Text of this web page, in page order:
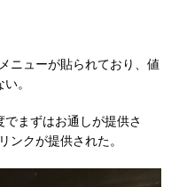
ニューが貼られており、値
。
まずはお通しが提供さ
ンクが提供された。